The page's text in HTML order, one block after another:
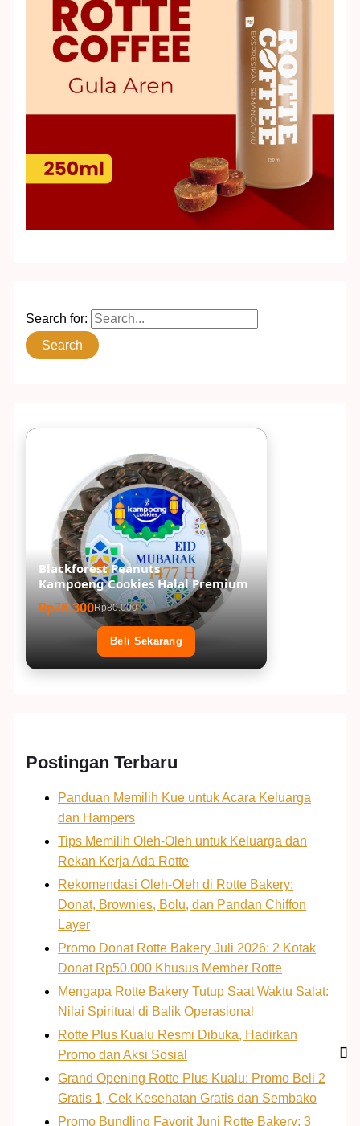
Search for:
Blackforest Peanuts
Kampoeng Cookies Halal Premium
Rp78.300Rp80.000
Beli Sekarang
Postingan Terbaru
Panduan Memilih Kue untuk Acara Keluarga
dan Hampers
Tips Memilih Oleh-Oleh untuk Keluarga dan
Rekan Kerja Ada Rotte
Rekomendasi Oleh-Oleh di Rotte Bakery:
Donat, Brownies, Bolu, dan Pandan Chiffon
Layer
Promo Donat Rotte Bakery Juli 2026: 2 Kotak
Donat Rp50.000 Khusus Member Rotte
Mengapa Rotte Bakery Tutup Saat Waktu Salat:
Nilai Spiritual di Balik Operasional
Rotte Plus Kualu Resmi Dibuka, Hadirkan
Promo dan Aksi Sosial
Grand Opening Rotte Plus Kualu: Promo Beli 2
Gratis 1, Cek Kesehatan Gratis dan Sembako
Promo Bundling Favorit Juni Rotte Bakery: 3